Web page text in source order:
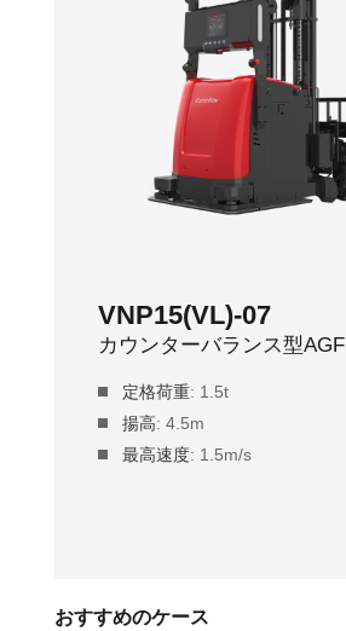
VNP15(VL)-07
カウンターバランス型AGF
定格荷重: 1.5t
揚高: 4.5m
最高速度: 1.5m/s
おすすめのケース